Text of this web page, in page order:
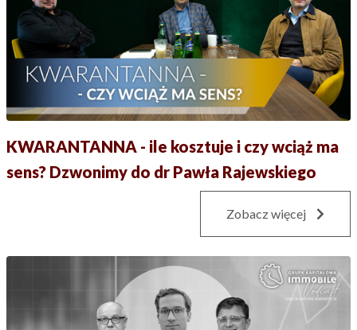
KWARANTANNA - ile kosztuje i czy wciąż ma
sens? Dzwonimy do dr Pawła Rajewskiego
Zobacz więcej